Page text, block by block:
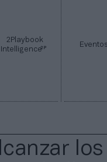
2Playbook
Intelligence2P